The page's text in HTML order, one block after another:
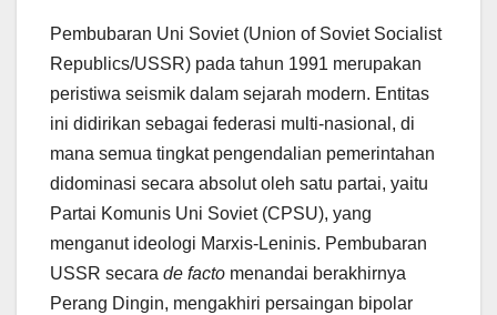
Pembubaran Uni Soviet (Union of Soviet Socialist
Republics/USSR) pada tahun 1991 merupakan
peristiwa seismik dalam sejarah modern. Entitas
ini didirikan sebagai federasi multi-nasional, di
mana semua tingkat pengendalian pemerintahan
didominasi secara absolut oleh satu partai, yaitu
Partai Komunis Uni Soviet (CPSU), yang
menganut ideologi Marxis-Leninis. Pembubaran
USSR secara de facto menandai berakhirnya
Perang Dingin, mengakhiri persaingan bipolar